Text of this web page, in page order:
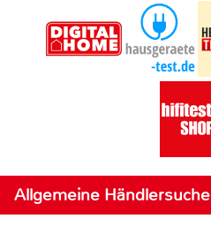
Allgemeine Händlersuche